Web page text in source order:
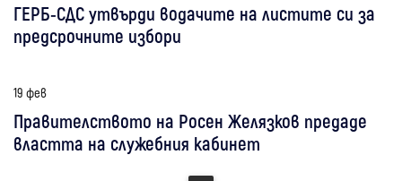
ГЕРБ-СДС утвърди водачите на листите си за
предсрочните избори
19 фев
Правителството на Росен Желязков предаде
властта на служебния кабинет